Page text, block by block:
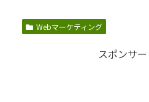
Webマーケティング
スポンサ